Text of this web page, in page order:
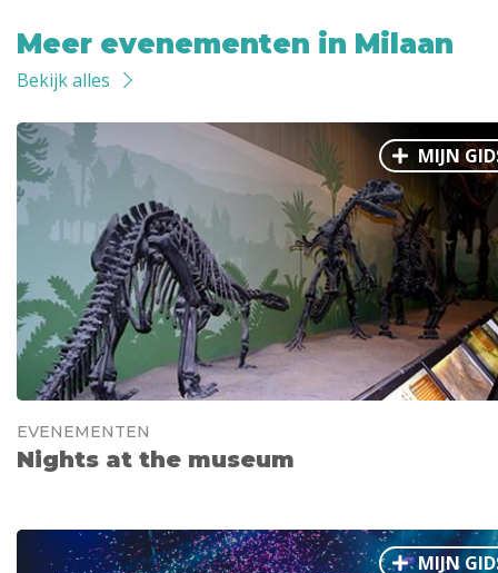
Meer evenementen in Milaan
Bekijk alles
MIJN
EVENEMENTEN
Nights at the museum
MIJN